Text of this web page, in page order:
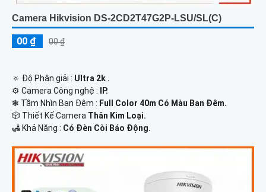
Camera Hikvision DS-2CD2T47G2P-LSU/SL(C)
00 ₫ 00 ₫
🔅 Độ Phân giải : Ultra 2k .
⚙ Camera Công nghệ : IP.
❃ Tầm Nhìn Ban Đêm : Full Color 40m Có Màu Ban Đêm.
🎲 Thiết Kế Camera Thân Kim Loại.
️🛃 Khả Năng : Có Đèn Còi Báo Động.